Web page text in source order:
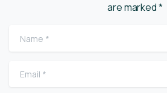
are marked *
Name
Email